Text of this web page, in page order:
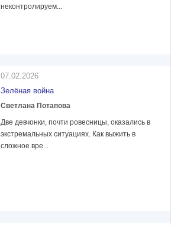
неконтролируем...
07.02.2026
Зелёная война
Светлана Потапова
Две девчонки, почти ровесницы, оказались в
экстремальных ситуациях. Как выжить в
сложное вре...